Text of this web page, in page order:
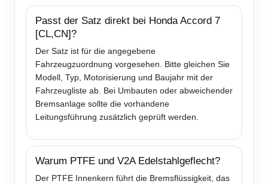
Passt der Satz direkt bei Honda Accord 7
[CL,CN]?
Der Satz ist für die angegebene
Fahrzeugzuordnung vorgesehen. Bitte gleichen Sie
Modell, Typ, Motorisierung und Baujahr mit der
Fahrzeugliste ab. Bei Umbauten oder abweichender
Bremsanlage sollte die vorhandene
Leitungsführung zusätzlich geprüft werden.
Warum PTFE und V2A Edelstahlgeflecht?
Der PTFE Innenkern führt die Bremsflüssigkeit, das